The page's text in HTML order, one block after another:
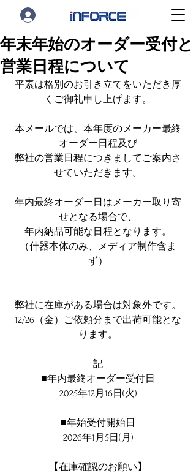
年末年始のオーダー受付と
営業日程について
平素は格別のお引き立てをいただき厚
くご御礼申し上げます。
本メールでは、本年度のメーカー最終
オーダー日程及び
弊社の営業日程につきましてご案内さ
せていただきます。
年内最終オーダー日はメーカー取り寄
せとなる場合で、
年内納品可能な日程となります。
（什器本体のみ、メディア制作含ま
ず）
弊社に在庫がある場合は対象外です。
12/26（金）ご依頼分まで出荷可能とな
ります。
記
■年内最終オーダー受付日
2025年12月16日(火)
■年始受付開始日
2026年1月5日(月)
【在庫確認のお願い】